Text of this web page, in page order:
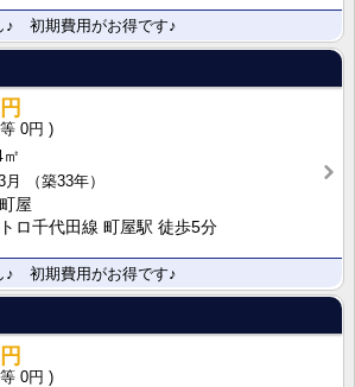
初期費用がお得です♪
0円
月
（築33年）
屋
ロ千代田線 町屋駅 徒歩5分
初期費用がお得です♪
0円